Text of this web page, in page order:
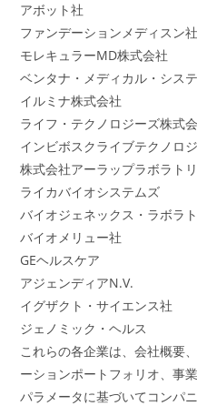
アボット社
ファンデーションメディスン社
モレキュラーMD株式会社
ベンタナ・メディカル・シス
イルミナ株式会社
ライフ・テクノロジーズ株式
インビボスクライブテクノロ
株式会社アーラップラボラト
ライカバイオシステムズ
バイオジェネックス・ラボラ
バイオメリュー社
GEヘルスケア
アジェンディアN.V.
イグザクト・サイエンス社
ジェノミック・ヘルス
これらの各企業は、会社概要
ーションポートフォリオ、事
パラメータに基づいてコンパ